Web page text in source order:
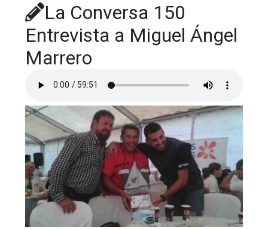
La Conversa 150
Entrevista a Miguel Ángel
Marrero